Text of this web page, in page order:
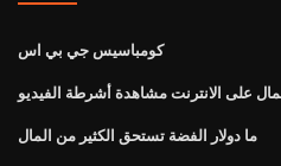
كومباسيس جي بي اس
على الانترنت مشاهدة أشرطة الفيديو
ما دولار الفضة تستحق الكثير من المال